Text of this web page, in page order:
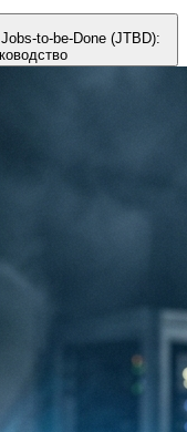
to-be-Done (JTBD):